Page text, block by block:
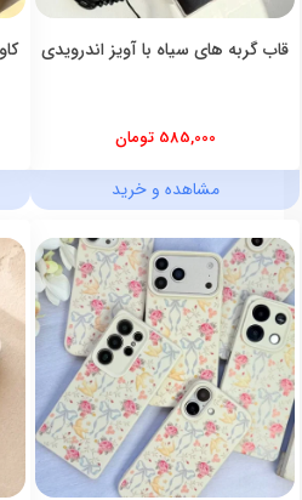
قاب گربه های سیاه با آویز اندرویدی
585,000 تومان
مشاهده و خرید